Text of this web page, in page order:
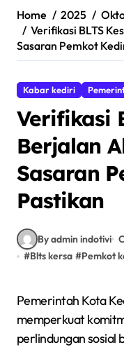
Home 2025
Verifikasi BLTS
Sasaran Pemkot
Kabar kediri
Verifikasi
Berjalan
Sasaran
Pastikan
By admin indotivi
#Blts kersa #Pemkot
Pemerintah Kota Kediri melalui Dinas Sosial terus
memperkuat
perlindungan